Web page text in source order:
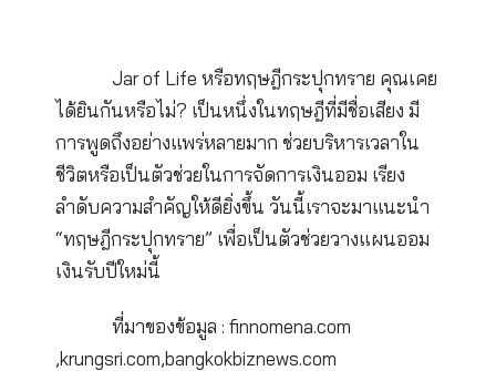
Jar of Life หรือทฤษฎีกระปุกทราย คุณ
ได้ยินกันหรือไม่? เป็นหนึ่งในทฤษฎีที่มีชื่อเสียง
การพูดถึงอย่างแพร่หลายมาก ช่วยบริหารเวลาใ
ชีวิตหรือเป็นตัวช่วยในการจัดการเงินออม เรียง
ลำดับความสำคัญให้ดียิ่งขึ้น วันนี้เราจะมาแนะ